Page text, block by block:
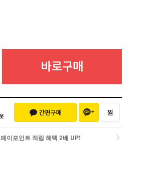
바로구매
페이포인트 적립 혜택 2배 UP!